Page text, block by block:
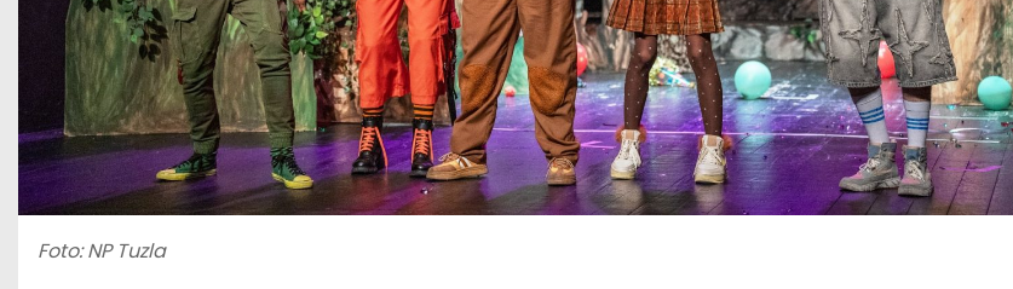
Foto: NP Tuzla